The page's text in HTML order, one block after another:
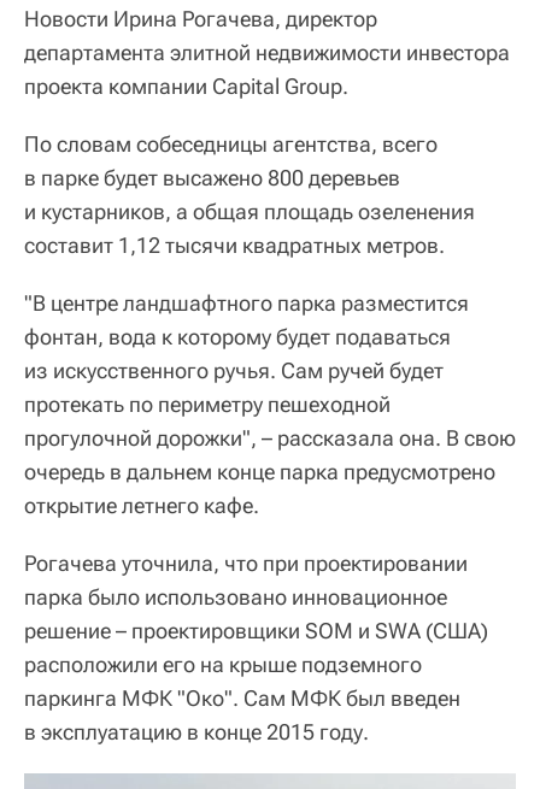
Новости Ирина Рогачева, директор
департамента элитной недвижимости инвестора
проекта компании Capital Group.
По словам собеседницы агентства, всего
в парке будет высажено 800 деревьев
и кустарников, а общая площадь озеленения
составит 1,12 тысячи квадратных метров.
"В центре ландшафтного парка разместится
фонтан, вода к которому будет подаваться
из искусственного ручья. Сам ручей будет
протекать по периметру пешеходной
прогулочной дорожки", – рассказала она. В свою
очередь в дальнем конце парка предусмотрено
открытие летнего кафе.
Рогачева уточнила, что при проектировании
парка было использовано инновационное
решение – проектировщики SOM и SWA (США)
расположили его на крыше подземного
паркинга МФК "Око". Сам МФК был введен
в эксплуатацию в конце 2015 году.